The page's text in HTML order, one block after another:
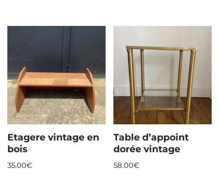
Etagere vintage en
bois
35.00€
Table d’appoint
dorée vintage
58.00€